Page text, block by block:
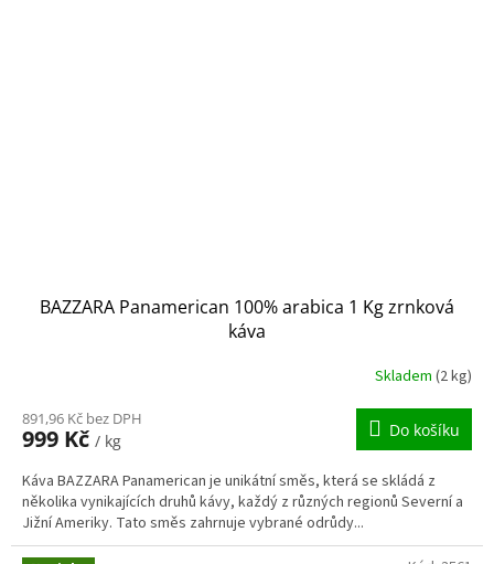
BAZZARA Panamerican 100% arabica 1 Kg zrnková
káva
Skladem (2 kg)
891,96 Kč bez DPH
999 Kč / kg
Do košíku
Káva BAZZARA Panamerican je unikátní směs, která se skládá z
několika vynikajících druhů kávy, každý z různých regionů Severní a
Jižní Ameriky. Tato směs zahrnuje vybrané odrůdy...